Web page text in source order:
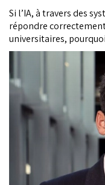
Si l’IA, à travers des
répondre
universitaires,
apprendre par cœur ?
question n’en
Rachid Guerraoui,
communications de
Lausanne, qui a
PNAS, estime que
effet des défis
monde et à
dernière est appelée,
pour privilégier la
résolution de